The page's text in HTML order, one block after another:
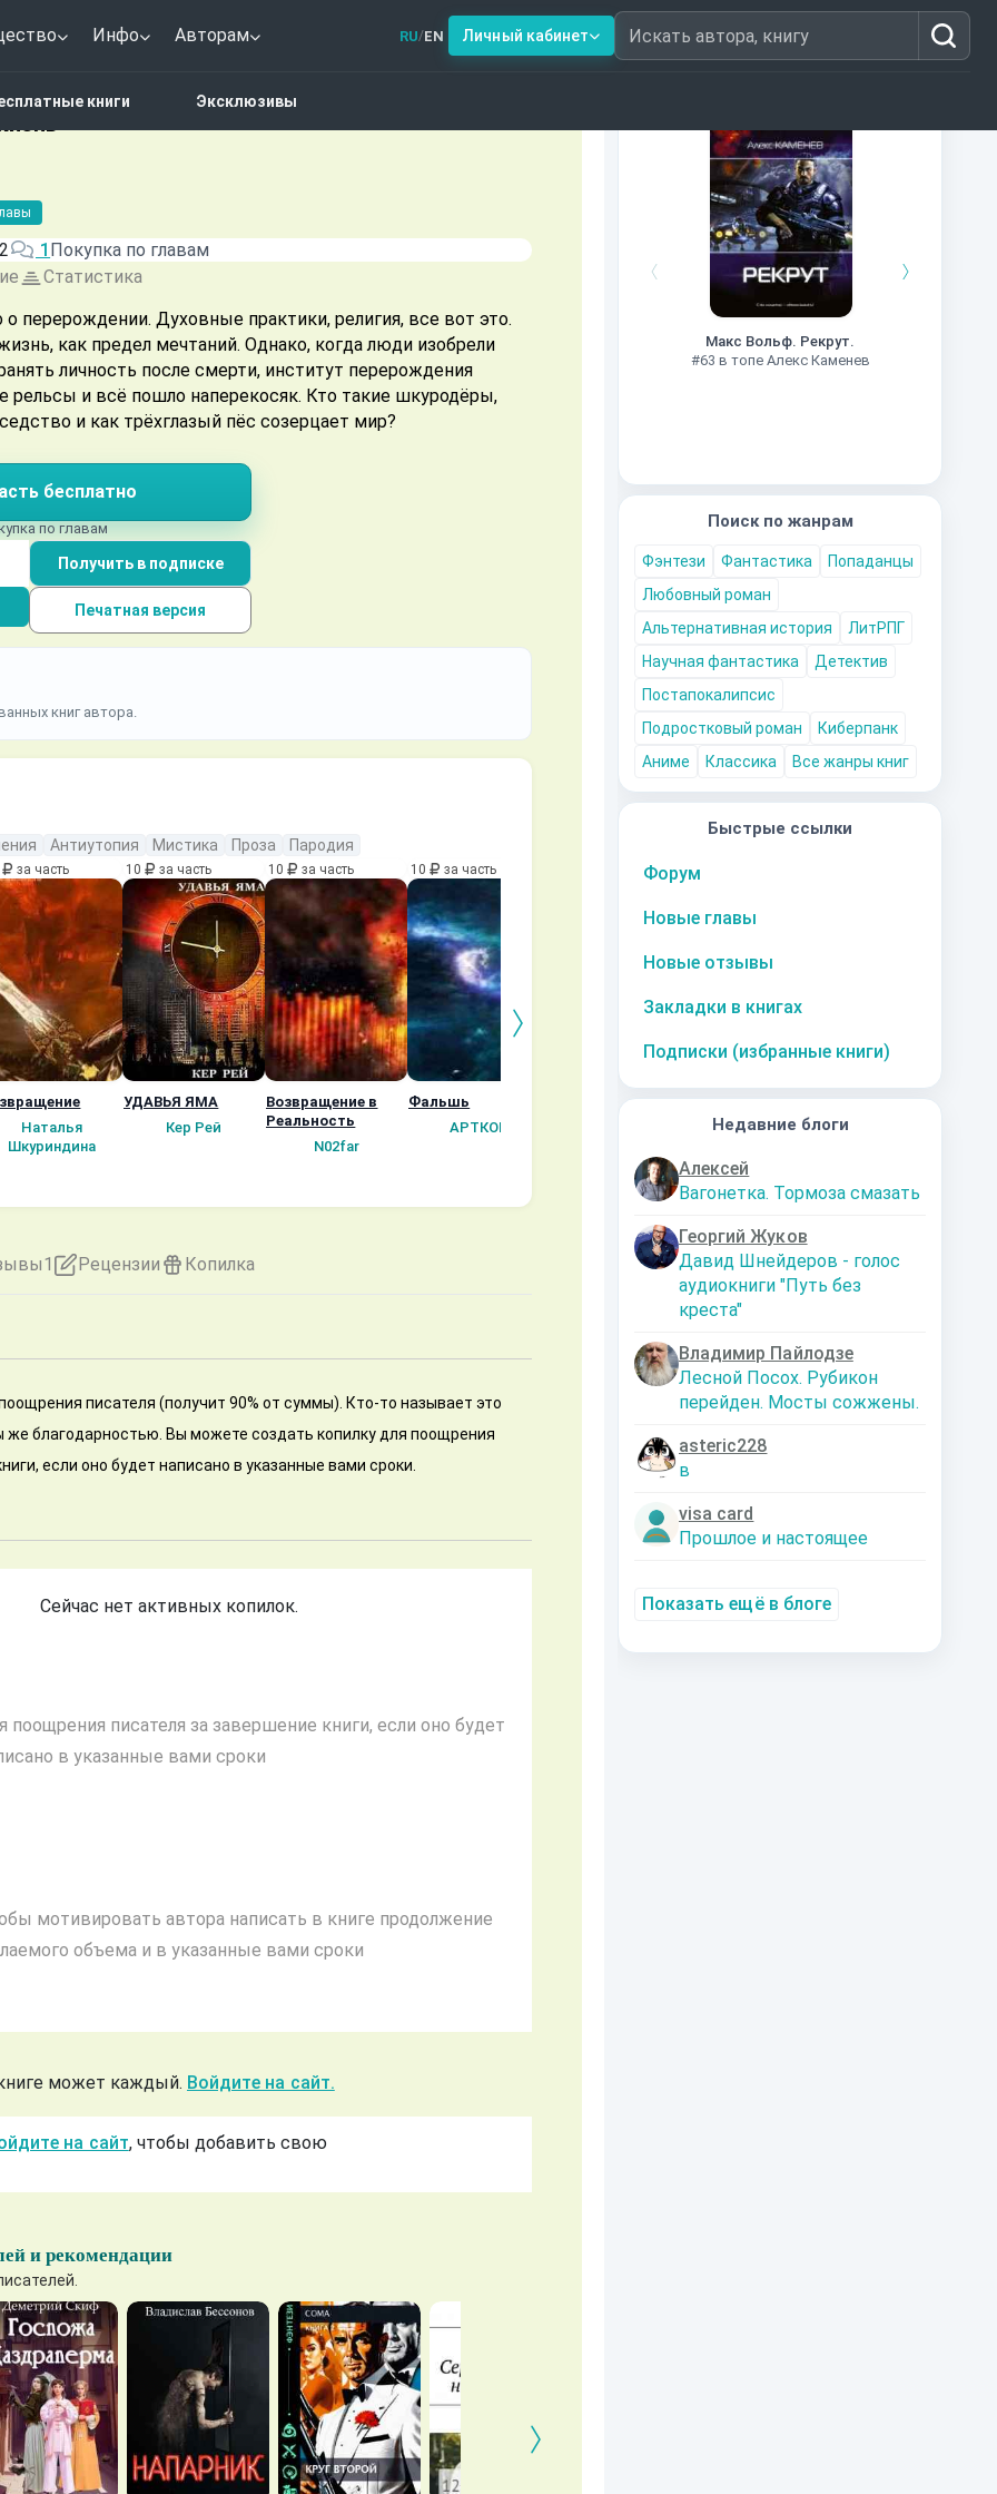
Инфо Авторам RU/EN Личный кабинет Искать автора, книгу
книги Эксклюзивы
Книги из топ-100
Макс Вольф. Рекрут.
#63 в топе Алекс Каменев
Поиск по жанрам
Фэнтези Фантастика
Попаданцы
Любовный роман
Альтернативная история
ЛитРПГ
Научная фантастика
Детектив
Постапокалипсис
Подростковый роман
Киберпанк
Аниме
Классика Все жанры книг
Быстрые ссылки
Форум
Новые главы
Новые отзывы
Закладки в книгах
Подписки (избранные книги)
Недавние блоги
Алексей
Вагонетка. Тормоза смазать
Георгий Жуков
Давид Шнейдеров - голос
аудиокниги "Путь без
креста"
Владимир Пайлодзе
Лесной Посох. Рубикон
перейден. Мосты сожжены.
asteric228
в
visa card
Прошлое и настоящее
Показать ещё в блоге
1 Покупка по главам
Статистика
перерождении. Духовные практики, религия, все вот это.
как предел мечтаний. Однако, когда люди изобрели
личность после смерти, институт перерождения
всё пошло наперекосяк. Кто такие шкуродёры,
и как трёхглазый пёс созерцает мир?
бесплатно
по главам
Получить в подписке
Печатная версия
книг автора.
Антиутопия Мистика Проза Пародия
за часть
Наталья
Шкуриндина
10 за часть
УДАВЬЯ ЯМА
Кер Рей
10 за часть
Возвращение в
Реальность
N02far
10 за часть
Фальшь
АРТКОР
10
Технарь.
Константин
Заместитель
императора
1 Рецензии Копилка
писателя (получит 90% от суммы). Кто-то называет это
же благодарностью. Вы можете создать копилку для поощрения
если оно будет написано в указанные вами сроки.
Сейчас нет активных копилок.
поощрения писателя за завершение книги, если оно будет
в указанные вами сроки
мотивировать автора написать в книге продолжение
объема и в указанные вами сроки
может каждый. Войдите на сайт.
на сайт, чтобы добавить свою
и рекомендации